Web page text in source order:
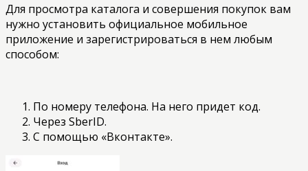
Для просмотра каталога и совершения покупок вам
нужно установить официальное мобильное
приложение и зарегистрироваться в нем любым
способом:
По номеру телефона. На него придет код.
Через SberID.
С помощью «Вконтакте».